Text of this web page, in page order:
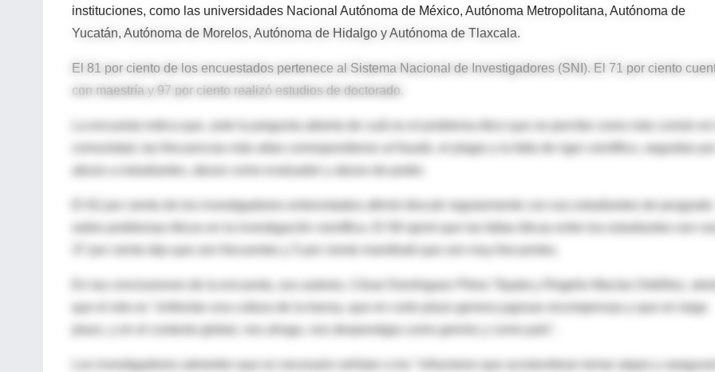
instituciones, como las universidades Nacional Autónoma de México, Autónoma Metropolitana, Autónoma de
Yucatán, Autónoma de Morelos, Autónoma de Hidalgo y Autónoma de Tlaxcala.
El 81 por ciento de los encuestados pertenece al Sistema Nacional de Investigadores (SNI). El 71 por ciento
con maestría y 97 por ciento realizó estudios de doctorado.
La encuesta indica que, ante la pregunta abierta de cuál es el problema ético que se percibe como más común en
comunidad, las frecuencias más altas correspondieron al fraude, el plagio y la falta de rigor científico, seguidas por
El 62 por ciento de los investigadores entrevistados afirmó discutir regularmente con sus estudiantes de posgrado
sobre problemas éticos en la investigación científica. El 58 opinó que las faltas éticas entre los estudiantes son
En las conclusiones de la encuesta, sus autores, César Domínguez Pérez Tejada y Rogelio Macías Ordóñez,
que el reto es ''enfrentar una cultura de la transa, que en corto plazo genera jugosas recompensas y que en largo
plazo, y en el contexto global, nos ahoga, nos desprestigia como gremio y como país''.
Los investigadores advierten que es necesario señalar a los ''infractores que acostumbran tomar atajos y